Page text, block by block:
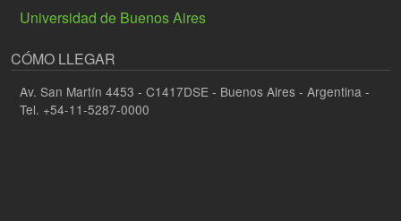
Universidad de Buenos Aires
CÓMO LLEGAR
Av. San Martín 4453 - C1417DSE - Buenos Aires - Argentina -
Tel. +54-11-5287-0000